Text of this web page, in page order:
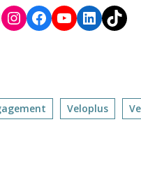
Instagram
Facebook
YouTube
LinkedIn
Veloplus